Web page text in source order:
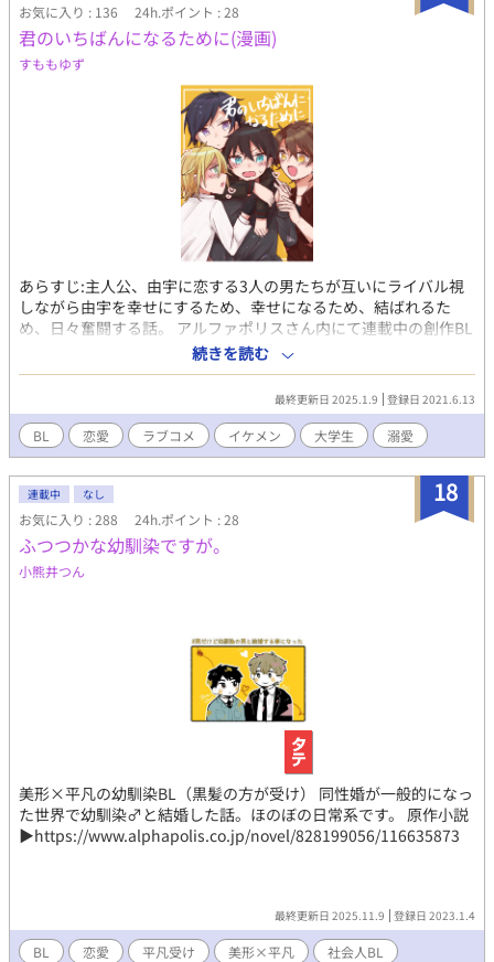
お気に入り : 136 24h.ポイント : 28
君のいちばんになるために(漫画)
すももゆず
あらすじ:主人公、由宇に恋する3人の男たちが互いにライバル視
しながら由宇を幸せにするため、幸せになるため、結ばれるた
め、日々奮闘する話。 アルファポリスさん内にて連載中の創作BL
小説「君のいちばんになるために」の番外編的な単発漫画です。
文字じゃなくて絵で描きたいと思ったところを描く予定です。 小
説よりもさらにギャグ感強めです。 ※不定期更新です
続きを読む
最終更新日 2025.1.9 登録日 2021.6.13
BL 恋愛 ラブコメ イケメン 大学生 溺愛
18
連載中 なし
お気に入り : 288 24h.ポイント : 28
ふつつかな幼馴染ですが。
小熊井つん
美形×平凡の幼馴染BL（黒髪の方が受け） 同性婚が一般的になっ
た世界で幼馴染♂と結婚した話。ほのぼの日常系です。 原作小説
▶︎https://www.alphapolis.co.jp/novel/828199056/116635873
最終更新日 2025.11.9 登録日 2023.1.4
BL 恋愛 平凡受け 美形×平凡
社会人BL